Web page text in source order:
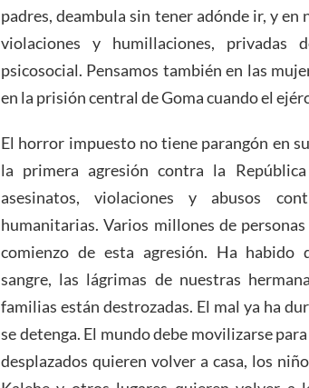
padres, deambula sin tener adónde ir, y
violaciones y humillaciones, privadas
psicosocial. Pensamos también en las
en la prisión central de Goma cuando el
El horror impuesto no tiene parangón en
la primera agresión contra la
asesinatos, violaciones y abusos
humanitarias. Varios millones de
comienzo de esta agresión. Ha habido
sangre, las lágrimas de nuestras
familias están destrozadas. El mal ya ha
se detenga. El mundo debe movilizarse
desplazados quieren volver a casa, los